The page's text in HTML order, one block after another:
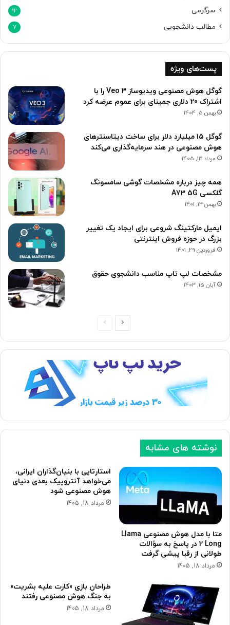
؟
سرگرمی 12
مطالب دانشجویی 7
پست‌های ویژه
گوگل هوش مصنوعی ویدیوساز Veo 3 را با
اشتراک 20 دلاری جمینای برای عموم عرضه کرد
بهمن 5, 1404
گوگل ۱۵ میلیارد دلار برای ساخت دیتاسنترهای
هوش مصنوعی در هند سرمایه‌گذاری می‌کند
مرداد 13, 1405
همه چیز درباره مشخصات گوشی سامسونگ
گلکسی A73 5G
بهمن 13, 1401
ایمیل مارکتینگ شروعی برای ایجاد یک تغییر
بزرگ در حوزه فروش اینترنتی
فروردین 29, 1401
مشخصات لپ تاپ مناسب دانشجوی حقوق
آبان 15, 1403
ح
ه
ی
ح
ه
د
ی
نوشته های مشابه
متا با مدل هوش مصنوعی Llama
2 Long در پاسخ به سؤالات
طولانی از رقبا پیشی گرفت
مرداد 18, 1405
استارتاپی با بنیان‌گذاران ایرانی،
می‌خواهد آنتروپیک بعدی دنیای
هوش مصنوعی شود
مرداد 18, 1405
طراحان بازی «کارت علیه بشریت»
به جنگ هوش مصنوعی رفتند
مرداد 18, 1405